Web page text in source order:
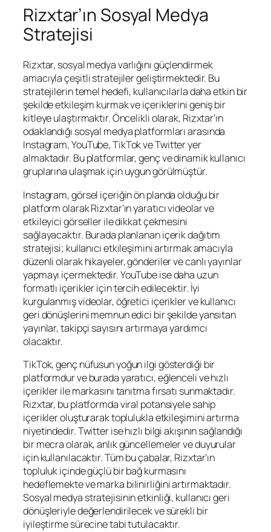
Rizxtar’ın Sosyal Medya
Stratejisi
Rizxtar, sosyal medya varlığını güçlendirmek
amacıyla çeşitli stratejiler geliştirmektedir. Bu
stratejilerin temel hedefi, kullanıcılarla daha etkin bir
şekilde etkileşim kurmak ve içeriklerini geniş bir
kitleye ulaştırmaktır. Öncelikli olarak, Rizxtar’ın
odaklandığı sosyal medya platformları arasında
Instagram, YouTube, TikTok ve Twitter yer
almaktadır. Bu platformlar, genç ve dinamik kullanıcı
gruplarına ulaşmak için uygun görülmüştür.
Instagram, görsel içeriğin ön planda olduğu bir
platform olarak Rizxtar’ın yaratıcı videolar ve
etkileyici görseller ile dikkat çekmesini
sağlayacaktır. Burada planlanan içerik dağıtım
stratejisi; kullanıcı etkileşimini artırmak amacıyla
düzenli olarak hikayeler, gönderiler ve canlı yayınlar
yapmayı içermektedir. YouTube ise daha uzun
formatlı içerikler için tercih edilecektir. İyi
kurgulanmış videolar, öğretici içerikler ve kullanıcı
geri dönüşlerini memnun edici bir şekilde yansıtan
yayınlar, takipçi sayısını artırmaya yardımcı
olacaktır.
TikTok, genç nüfusun yoğun ilgi gösterdiği bir
platformdur ve burada yaratıcı, eğlenceli ve hızlı
içerikler ile markasını tanıtma fırsatı sunmaktadır.
Rizxtar, bu platformda viral potansiyele sahip
içerikler oluşturarak toplulukla etkileşimini artırma
niyetindedir. Twitter ise hızlı bilgi akışının sağlandığı
bir mecra olarak, anlık güncellemeler ve duyurular
için kullanılacaktır. Tüm bu çabalar, Rizxtar’ın
topluluk içinde güçlü bir bağ kurmasını
hedeflemekte ve marka bilinirliğini artırmaktadır.
Sosyal medya stratejisinin etkinliği, kullanıcı geri
dönüşleriyle değerlendirilecek ve sürekli bir
iyileştirme sürecine tabi tutulacaktır.